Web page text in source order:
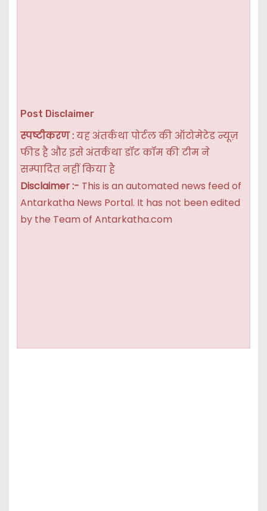
Post Disclaimer
स्पष्टीकरण :यह अंतर्कथा पोर्टल की ऑटोमेटेड न्यूज़
फीड है और इसे अंतर्कथा डॉट कॉम की टीम ने
सम्पादित नहीं किया है
Disclaimer :- This is an automated news feed of
Antarkatha News Portal. It has not been edited
by the Team of Antarkatha.com